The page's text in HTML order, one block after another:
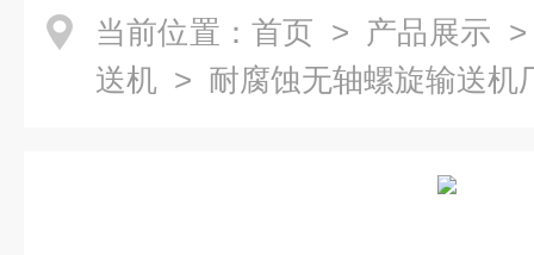
当前位置： 首页 > 产品展示
送机 > 耐腐蚀无轴螺旋输送机